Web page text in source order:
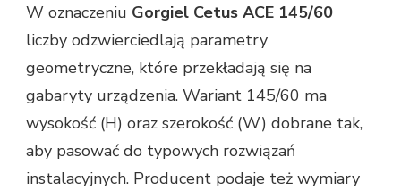
W oznaczeniu Gorgiel Cetus ACE 145/60
liczby odzwierciedlają parametry
geometryczne, które przekładają się na
gabaryty urządzenia. Wariant 145/60 ma
wysokość (H) oraz szerokość (W) dobrane tak,
aby pasować do typowych rozwiązań
instalacyjnych. Producent podaje też wymiary